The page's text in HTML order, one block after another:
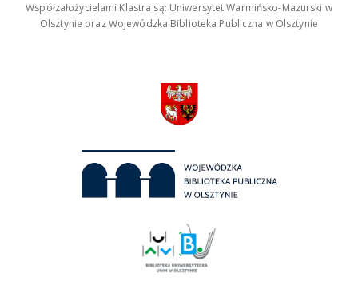
Współzałożycielami Klastra są: Uniwersytet Warmińsko-Mazurski w
Olsztynie oraz Wojewódzka Biblioteka Publiczna w Olsztynie